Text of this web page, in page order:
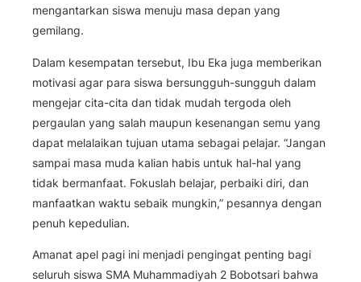
mengantarkan siswa menuju masa depan yang
gemilang.
Dalam kesempatan tersebut, Ibu Eka juga memberikan
motivasi agar para siswa bersungguh-sungguh dalam
mengejar cita-cita dan tidak mudah tergoda oleh
pergaulan yang salah maupun kesenangan semu yang
dapat melalaikan tujuan utama sebagai pelajar. “Jangan
sampai masa muda kalian habis untuk hal-hal yang
tidak bermanfaat. Fokuslah belajar, perbaiki diri, dan
manfaatkan waktu sebaik mungkin,” pesannya dengan
penuh kepedulian.
Amanat apel pagi ini menjadi pengingat penting bagi
seluruh siswa SMA Muhammadiyah 2 Bobotsari bahwa